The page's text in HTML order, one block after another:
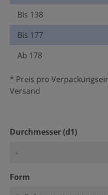
Bis 138
Bis 177
Ab 178
* Preis pro
Versand
Durchmesser (d1)
Form